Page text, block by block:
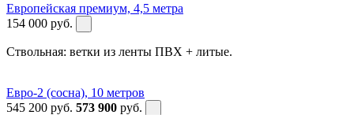
Европейская премиум, 4,5 метра
154 000 руб.
Ствольная: ветки из ленты ПВХ + литые.
Евро-2 (сосна), 10 метров
545 200 руб. 573 900 руб.